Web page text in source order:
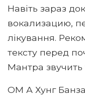
Навіть зараз
вокализацию,
лікування.
тексту перед
Мантра звучить
ОМ А Хунг